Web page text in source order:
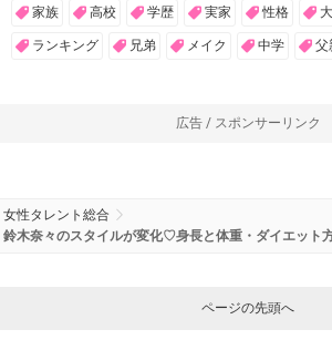
家族 高校 学歴 実家 性格
ランキング 兄弟 メイク 中学 父
広告 / スポンサーリンク
女性タレント総合
鈴木奈々のスタイルが変化♡身長と体重・ダイエット
ページの先頭へ